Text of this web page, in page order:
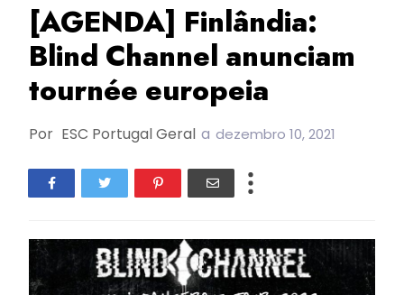
[AGENDA] Finlândia:
Blind Channel anunciam
tournée europeia
Por ESC Portugal Geral a dezembro 10, 2021